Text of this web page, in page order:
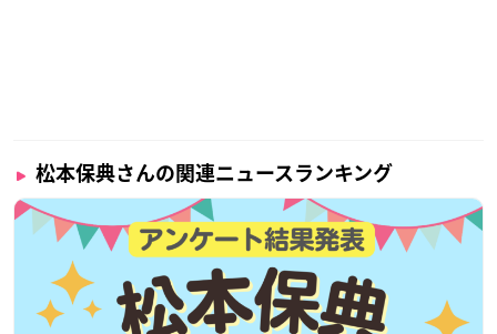
調査概要
調査期間：2025年1月24日（金）～1月27日（月）
有効投票数：865票
松本保典さんの関連ニュースランキング